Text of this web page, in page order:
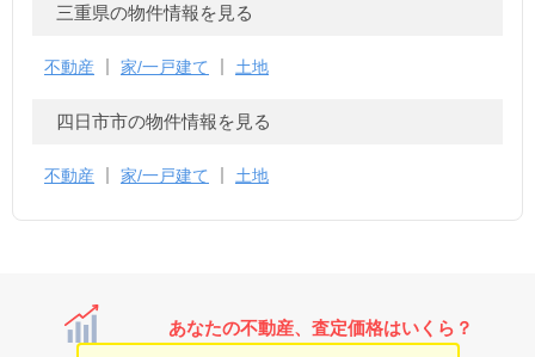
三重県の物件情報を見る
不動産 家/一戸建て 土地
四日市市の物件情報を見る
不動産 家/一戸建て 土地
あなたの不動産、査定価格はいくら？